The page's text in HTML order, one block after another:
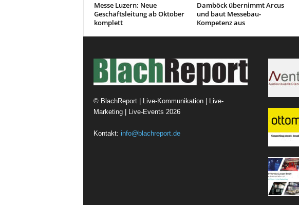
Messe Luzern: Neue
Geschäftsleitung ab Oktober
komplett
Damböck übernimmt Arcus
und baut Messebau-
Kompetenz aus
© BlachReport | Live-Kommunikation | Live-
Marketing | Live-Events 2026
Kontakt: info@blachreport.de